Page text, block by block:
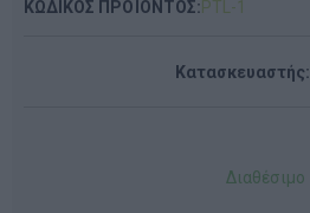
ΚΩΔΙΚΟΣ ΠΡΟΪΟΝΤΟΣ:PTL-1
Κατασκευαστής:
Διαθέσιμο